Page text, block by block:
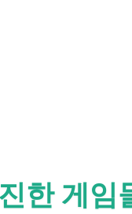
한 게임